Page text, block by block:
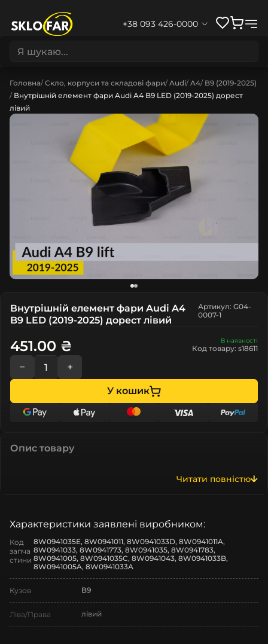
+38 093 426-0000
Головна Скло, корпуси та складові фари Audi A4 B9 (2019-2025)
Внутрішній елемент фари Audi A4 B9 LED (2019-2025) дорест
лівий
Внутрішній елемент фари Audi A4
B9 LED (2019-2025) дорест лівий
Артикул: G04-
0007-1
В наявності
Код товару: s18611
451.00 ₴
− +
У кошик
Опис товару
Читати повністю
Характеристики заявлені виробником:
Код
запча
стини
8W0941035E, 8W0941011, 8W0941033D, 8W0941011A,
8W0941033, 8W0941773, 8W0941035, 8W0941783,
8W0941005, 8W0941035C, 8W0941043, 8W0941033B,
8W0941005A, 8W0941033A
Кузов B9
Ліва/Права лівий